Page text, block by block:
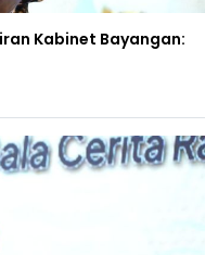
Kabinet Bayangan: